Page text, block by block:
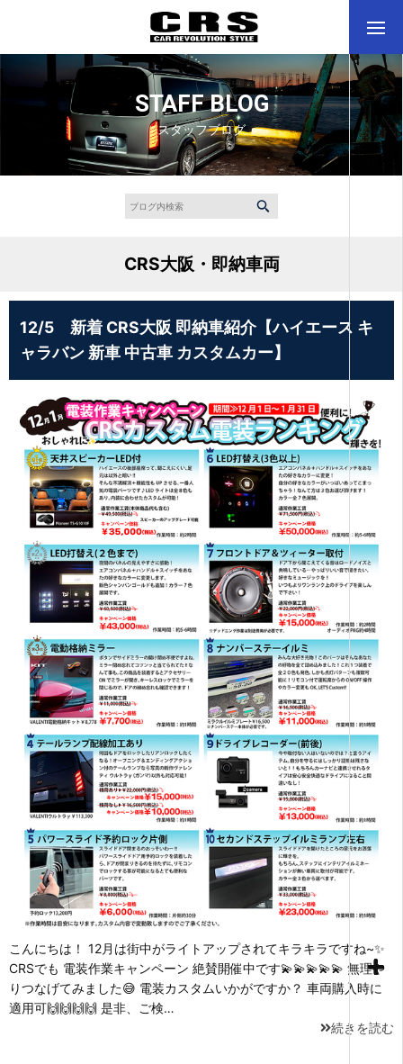
STAFF BLOG
スタッフブログ
CRS大阪・即納車両
12/5 新着 CRS大阪 即納車紹介【ハイエース キ
ャラバン 新車 中古車 カスタムカー】
こんにちは！ 12月は街中がライトアップされてキラキラですね~✨
CRSでも 電装作業キャンペーン 絶賛開催中です💫💫💫💫💫 無理や
りつなげてみました😅 電装カスタムいかがですか？ 車両購入時に
適用可🙌🙌🙌🙌 是非、ご検…
続きを読む